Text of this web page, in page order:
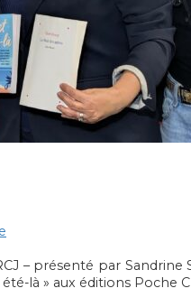
– présenté par
là » aux éditions Poche